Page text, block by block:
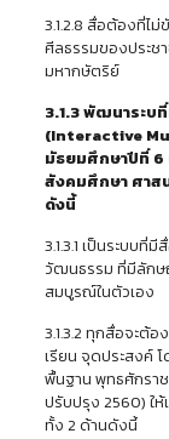
3.1.2.8 สื่อต้องที่ไ
ศีลธรรมของประช
มหากษัตริย์
3.1.3 พัฒนาระบ
(Interactive
มัธยมศึกษาปีที่ 6
สังคมศึกษา ศาส
ดังนี้
3.1.3.1 เป็นระบบที่
วัฒนธรรม ที่มีลักษ
สมบูรณ์ในตัวเอง
3.1.3.2 ทุกสื่อจะต้อ
เรียน จุดประสงค์
พื้นฐาน พุทธศักราช
ปรับปรุง 2560) ใ
ทั้ง 2 ด้านดังนี้